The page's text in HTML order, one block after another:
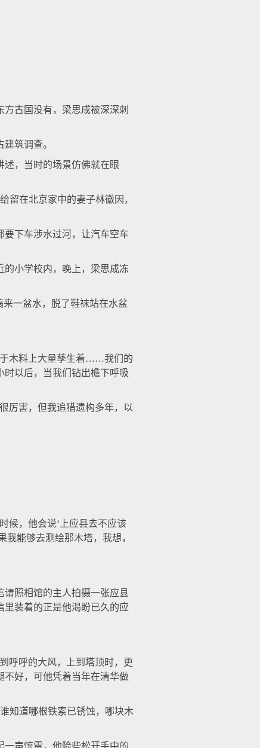
古国没有，梁思成被深深刺
筑调查。
，当时的场景仿佛就在眼
在北京家中的妻子林徽因，
下车涉水过河，让汽车空车
小学校内，晚上，梁思成冻
一盆水，脱了鞋袜站在水盆
木料上大量孳生着……我们的
时以后，当我们钻出檐下呼吸
厉害，但我追猎遗构多年，以
，他会说‘上应县去不应该
我能够去测绘那木塔，我想，
照相馆的主人拍摄一张应县
装着的正是他渴盼已久的应
呼呼的大风，上到塔顶时，更
不好，可他凭着当年在清华做
知道哪根铁索已锈蚀，哪块木
声惊雷，他险些松开手中的